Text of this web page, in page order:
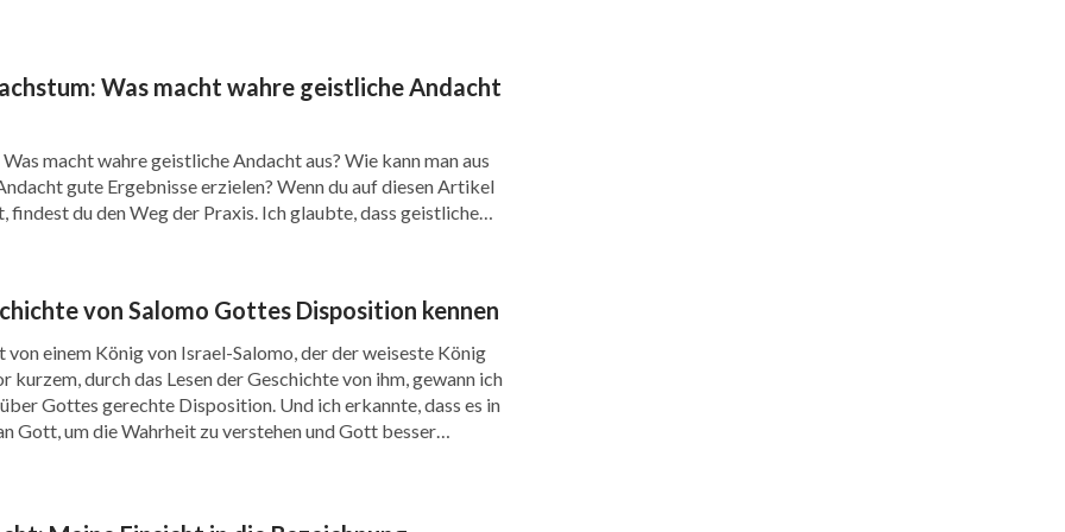
und nie die Existenz eines Erlösers
religiösen Glauben mutwillig und
das Christentum und den Katholizismus als
eines bösen Kultes, und sie hat die Christen
wurden verhaftet und inhaftiert, und
Schub erhalten und ist noch
als böse Kulte bezeichnet, und
die Sinikalisierung des Christentums
ihrer Aufmerksamkeit entgangen. Sie
von Sicherheitskameras in
Was macht wahre geistliche Andacht
macht wahre geistliche Andacht aus? Wie kann man aus
gute Ergebnisse erzielen? Wenn du auf diesen Artikel
findest du den Weg der Praxis. Ich glaubte, dass geistliche
von Salomo Gottes Disposition kennen
einem König von Israel-Salomo, der der weiseste König
kurzem, durch das Lesen der Geschichte von ihm, gewann ich
Gottes gerechte Disposition. Und ich erkannte, dass es in
Gott, um die Wahrheit zu verstehen und Gott besser